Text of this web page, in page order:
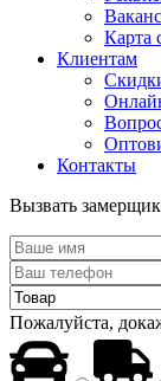
Карта
Клиентам
Контакты
Вызвать
Пожалуйста,